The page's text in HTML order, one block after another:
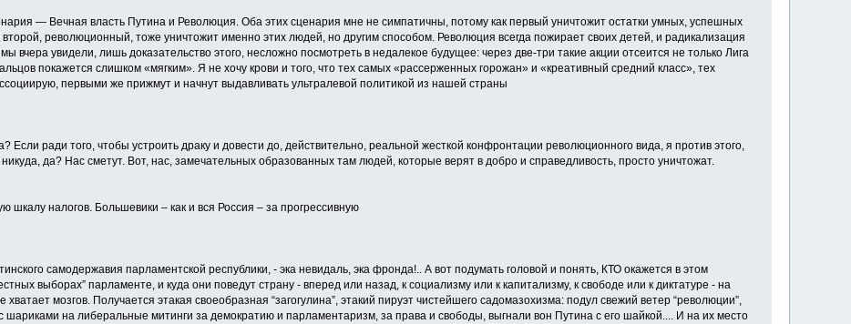
— Вечная власть Путина и Революция. Оба этих сценария мне не симпатичны, потому как первый уничтожит остатки умных, успешных
революционный, тоже уничтожит именно этих людей, но другим способом. Революция всегда пожирает своих детей, и радикализация
вчера увидели, лишь доказательство этого, несложно посмотреть в недалекое будущее: через две-три такие акции отсеится не только Лига
покажется слишком «мягким». Я не хочу крови и того, что тех самых «рассерженных горожан» и «креативный средний класс», тех
первыми же прижмут и начнут выдавливать ультралевой политикой из нашей страны
Если ради того, чтобы устроить драку и довести до, действительно, реальной жесткой конфронтации революционного вида, я против этого,
никуда, да? Нас сметут. Вот, нас, замечательных образованных там людей, которые верят в добро и справедливость, просто уничтожат.
шкалу налогов. Большевики – как и вся Россия – за прогрессивную
самодержавия парламентской республики, - эка невидаль, эка фронда!.. А вот подумать головой и понять, КТО окажется в этом
выборах” парламенте, и куда они поведут страну - вперед или назад, к социализму или к капитализму, к свободе или к диктатуре - на
хватает мозгов. Получается этакая своеобразная “загогулина”, этакий пируэт чистейшего садомазохизма: подул свежий ветер “революции”,
шариками на либеральные митинги за демократию и парламентаризм, за права и свободы, выгнали вон Путина с его шайкой.... И на их место